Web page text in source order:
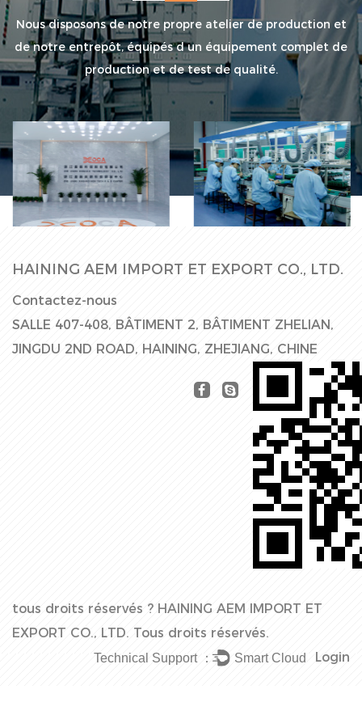
Nous disposons de notre propre atelier de production et
de notre entrepôt, équipés d un équipement complet de
production et de test de qualité.
Hall d'usine
Ligne de
production
HAINING AEM IMPORT ET EXPORT CO., LTD.
Contactez-nous
SALLE 407-408, BÂTIMENT 2, BÂTIMENT ZHELIAN,
JINGDU 2ND ROAD, HAINING, ZHEJIANG, CHINE
tous droits réservés ? HAINING AEM IMPORT ET
EXPORT CO., LTD. Tous droits réservés.
Login
Technical Support ： Smart Cloud